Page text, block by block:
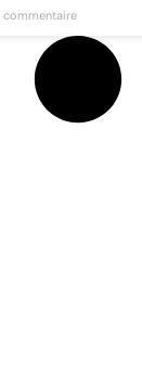
commentaire